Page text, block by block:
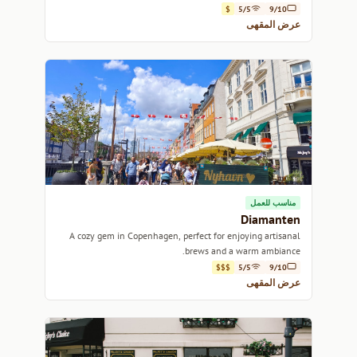
atmosphere.
9/10
5/5
$
عرض المقهى
مناسب للعمل
Diamanten
A cozy gem in Copenhagen, perfect for enjoying artisanal
brews and a warm ambiance.
9/10
5/5
$$$
عرض المقهى